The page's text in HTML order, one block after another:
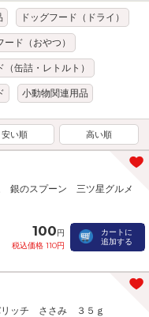
ドッグフード（ドライ）
ード（おやつ）
缶詰・レトルト）
小動物関連用品
安い順 高い順
銀のスプーン 三ツ星グルメ
100円
税込価格 110円
カートに
追加する
リッチ ささみ ３５ｇ